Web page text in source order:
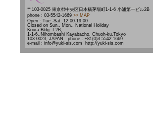
〒103-0025 東京都中央区日本橋茅場町1-1-6 小浦第一ビル2B
phone : 03-5542-1669 >> MAP
Open : Tue.-Sat. 12:00-19:00
Closed on Sun., Mon., National Holiday
Koura Bldg. Ⅰ-2B,
1-1-6,,Nihombashi Kayabacho, Chuoh-ku,Tokyo
103-0023, JAPAN phone : +81(0)3 5542 1669
e-mail : info@yuki-sis.com http://yuki-sis.com